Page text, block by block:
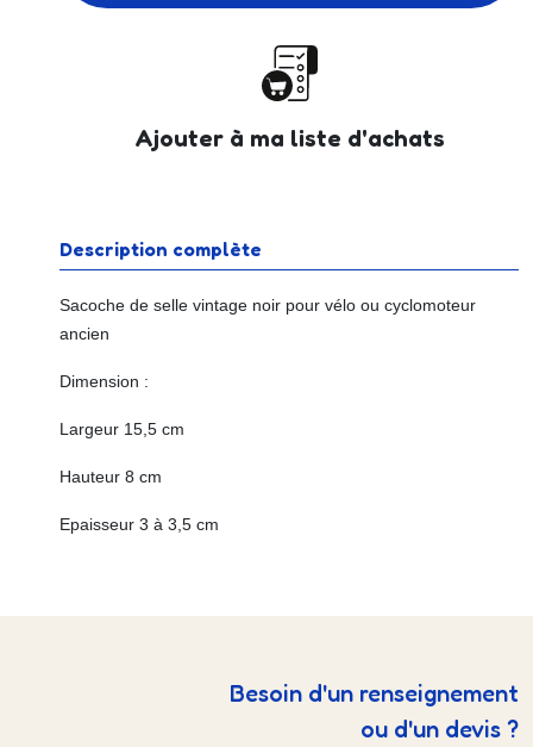
Ajouter à ma liste d'achats
Description complète
Sacoche de selle vintage noir pour vélo ou cyclomoteur
ancien
Dimension :
Largeur 15,5 cm
Hauteur 8 cm
Epaisseur 3 à 3,5 cm
Besoin d'un renseignement
ou d'un devis ?